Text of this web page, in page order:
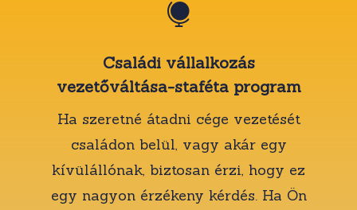

Családi vállalkozás
vezetőváltása-staféta program
Ha szeretné átadni cége vezetését
családon belül, vagy akár egy
kívülállónak, biztosan érzi, hogy ez
egy nagyon érzékeny kérdés. Ha Ön